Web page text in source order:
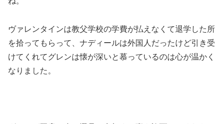
ヴァレンタインは教父学校の学費が払えなくて退学した所
を拾ってもらって、ナディールは外国人だったけど引き受
けてくれてグレンは懐が深いと慕っているのは心が温かく
なりました。